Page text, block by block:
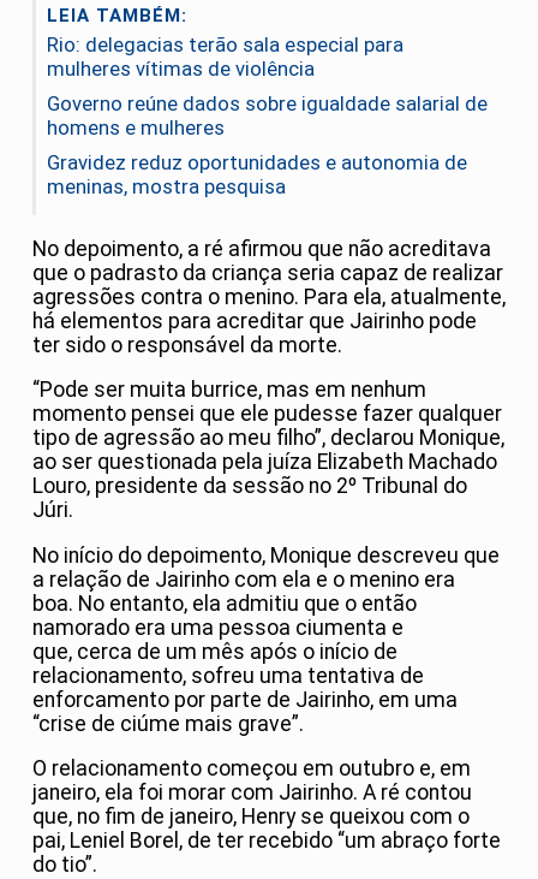
LEIA TAMBÉM:
Rio: delegacias terão sala especial para
mulheres vítimas de violência
Governo reúne dados sobre igualdade salarial de
homens e mulheres
Gravidez reduz oportunidades e autonomia de
meninas, mostra pesquisa
No depoimento, a ré afirmou que não acreditava
que o padrasto da criança seria capaz de realizar
agressões contra o menino. Para ela, atualmente,
há elementos para acreditar que Jairinho pode
ter sido o responsável da morte.
“Pode ser muita burrice, mas em nenhum
momento pensei que ele pudesse fazer qualquer
tipo de agressão ao meu filho”, declarou Monique,
ao ser questionada pela juíza Elizabeth Machado
Louro, presidente da sessão no 2º Tribunal do
Júri.
No início do depoimento, Monique descreveu que
a relação de Jairinho com ela e o menino era
boa. No entanto, ela admitiu que o então
namorado era uma pessoa ciumenta e
que, cerca de um mês após o início de
relacionamento, sofreu uma tentativa de
enforcamento por parte de Jairinho, em uma
“crise de ciúme mais grave”.
O relacionamento começou em outubro e, em
janeiro, ela foi morar com Jairinho. A ré contou
que, no fim de janeiro, Henry se queixou com o
pai, Leniel Borel, de ter recebido “um abraço forte
do tio”.